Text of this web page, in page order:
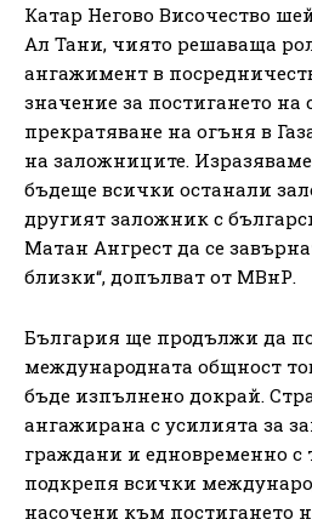
Катар Негово Височество
Ал Тани, чиято решаваща
ангажимент в
значение за постигането на
прекратяване на огъня в
на заложниците.
бъдеще всички останали
другият заложник с
Матан Ангрест да се
близки“, допълват от МВнР.
България ще продължи да
международната общност
бъде изпълнено докрай.
ангажирана с усилията за
граждани и едновременно с
подкрепя всички
насочени към постигането